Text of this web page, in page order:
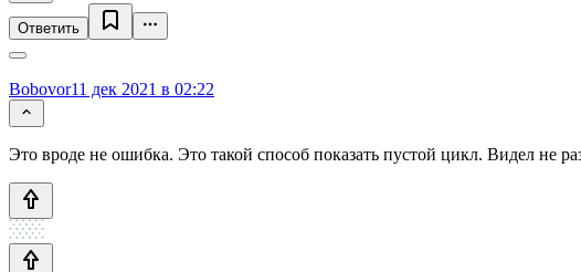
Ответить
Bobovor11 дек 2021 в 02:22
Это вроде не ошибка. Это такой способ показать пустой цикл. Видел не